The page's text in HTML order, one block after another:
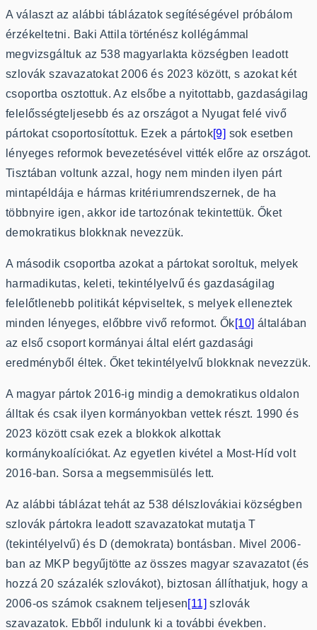
A választ az alábbi táblázatok segítéségével próbálom
érzékeltetni. Baki Attila történész kollégámmal
megvizsgáltuk az 538 magyarlakta községben leadott
szlovák szavazatokat 2006 és 2023 között, s azokat két
csoportba osztottuk. Az elsőbe a nyitottabb, gazdaságilag
felelősségteljesebb és az országot a Nyugat felé vivő
pártokat csoportosítottuk. Ezek a pártok[9] sok esetben
lényeges reformok bevezetésével vitték előre az országot.
Tisztában voltunk azzal, hogy nem minden ilyen párt
mintapéldája e hármas kritériumrendszernek, de ha
többnyire igen, akkor ide tartozónak tekintettük. Őket
demokratikus blokknak nevezzük.
A második csoportba azokat a pártokat soroltuk, melyek
harmadikutas, keleti, tekintélyelvű és gazdaságilag
felelőtlenebb politikát képviseltek, s melyek elleneztek
minden lényeges, előbbre vivő reformot. Ők[10] általában
az első csoport kormányai által elért gazdasági
eredményből éltek. Őket tekintélyelvű blokknak nevezzük.
A magyar pártok 2016-ig mindig a demokratikus oldalon
álltak és csak ilyen kormányokban vettek részt. 1990 és
2023 között csak ezek a blokkok alkottak
kormánykoalíciókat. Az egyetlen kivétel a Most-Híd volt
2016-ban. Sorsa a megsemmisülés lett.
Az alábbi táblázat tehát az 538 délszlovákiai községben
szlovák pártokra leadott szavazatokat mutatja T
(tekintélyelvű) és D (demokrata) bontásban. Mivel 2006-
ban az MKP begyűjtötte az összes magyar szavazatot (és
hozzá 20 százalék szlovákot), biztosan állíthatjuk, hogy a
2006-os számok csaknem teljesen[11] szlovák
szavazatok. Ebből indulunk ki a további években.